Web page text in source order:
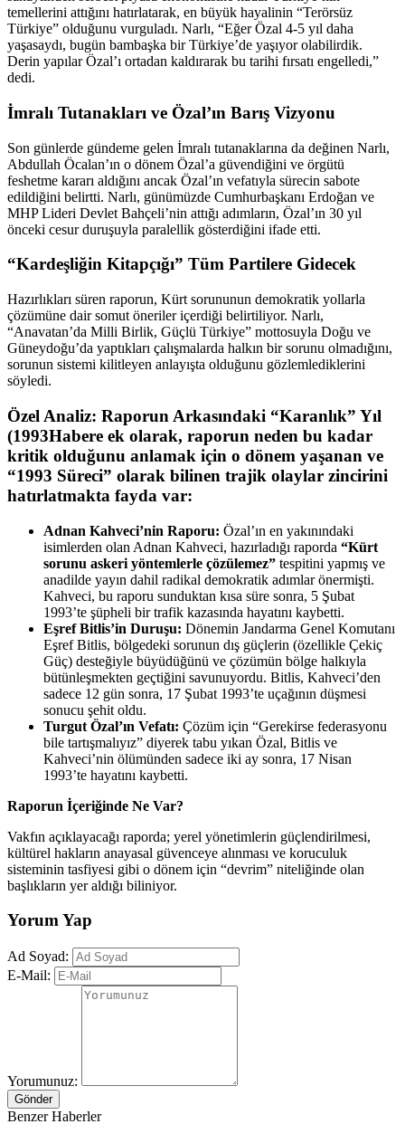
temellerini attığını hatırlatarak, en büyük hayalinin “Terörsüz
Türkiye” olduğunu vurguladı. Narlı, “Eğer Özal 4-5 yıl daha
yaşasaydı, bugün bambaşka bir Türkiye’de yaşıyor olabilirdik.
Derin yapılar Özal’ı ortadan kaldırarak bu tarihi fırsatı engelledi,”
dedi.
İmralı Tutanakları ve Özal’ın Barış Vizyonu
Son günlerde gündeme gelen İmralı tutanaklarına da değinen Narlı,
Abdullah Öcalan’ın o dönem Özal’a güvendiğini ve örgütü
feshetme kararı aldığını ancak Özal’ın vefatıyla sürecin sabote
edildiğini belirtti. Narlı, günümüzde Cumhurbaşkanı Erdoğan ve
MHP Lideri Devlet Bahçeli’nin attığı adımların, Özal’ın 30 yıl
önceki cesur duruşuyla paralellik gösterdiğini ifade etti.
“Kardeşliğin Kitapçığı” Tüm Partilere Gidecek
Hazırlıkları süren raporun, Kürt sorununun demokratik yollarla
çözümüne dair somut öneriler içerdiği belirtiliyor. Narlı,
“Anavatan’da Milli Birlik, Güçlü Türkiye” mottosuyla Doğu ve
Güneydoğu’da yaptıkları çalışmalarda halkın bir sorunu olmadığını,
sorunun sistemi kilitleyen anlayışta olduğunu gözlemlediklerini
söyledi.
Özel Analiz: Raporun Arkasındaki “Karanlık” Yıl
(1993Habere ek olarak, raporun neden bu kadar
kritik olduğunu anlamak için o dönem yaşanan ve
“1993 Süreci” olarak bilinen trajik olaylar zincirini
hatırlatmakta fayda var:
Adnan Kahveci’nin Raporu: Özal’ın en yakınındaki
isimlerden olan Adnan Kahveci, hazırladığı raporda “Kürt
sorunu askeri yöntemlerle çözülemez” tespitini yapmış ve
anadilde yayın dahil radikal demokratik adımlar önermişti.
Kahveci, bu raporu sunduktan kısa süre sonra, 5 Şubat
1993’te şüpheli bir trafik kazasında hayatını kaybetti.
Eşref Bitlis’in Duruşu: Dönemin Jandarma Genel Komutanı
Eşref Bitlis, bölgedeki sorunun dış güçlerin (özellikle Çekiç
Güç) desteğiyle büyüdüğünü ve çözümün bölge halkıyla
bütünleşmekten geçtiğini savunuyordu. Bitlis, Kahveci’den
sadece 12 gün sonra, 17 Şubat 1993’te uçağının düşmesi
sonucu şehit oldu.
Turgut Özal’ın Vefatı: Çözüm için “Gerekirse federasyonu
bile tartışmalıyız” diyerek tabu yıkan Özal, Bitlis ve
Kahveci’nin ölümünden sadece iki ay sonra, 17 Nisan
1993’te hayatını kaybetti.
Raporun İçeriğinde Ne Var?
Vakfın açıklayacağı raporda; yerel yönetimlerin güçlendirilmesi,
kültürel hakların anayasal güvenceye alınması ve koruculuk
sisteminin tasfiyesi gibi o dönem için “devrim” niteliğinde olan
başlıkların yer aldığı biliniyor.
Yorum Yap
Ad Soyad:
E-Mail:
Yorumunuz:
Gönder
Benzer Haberler